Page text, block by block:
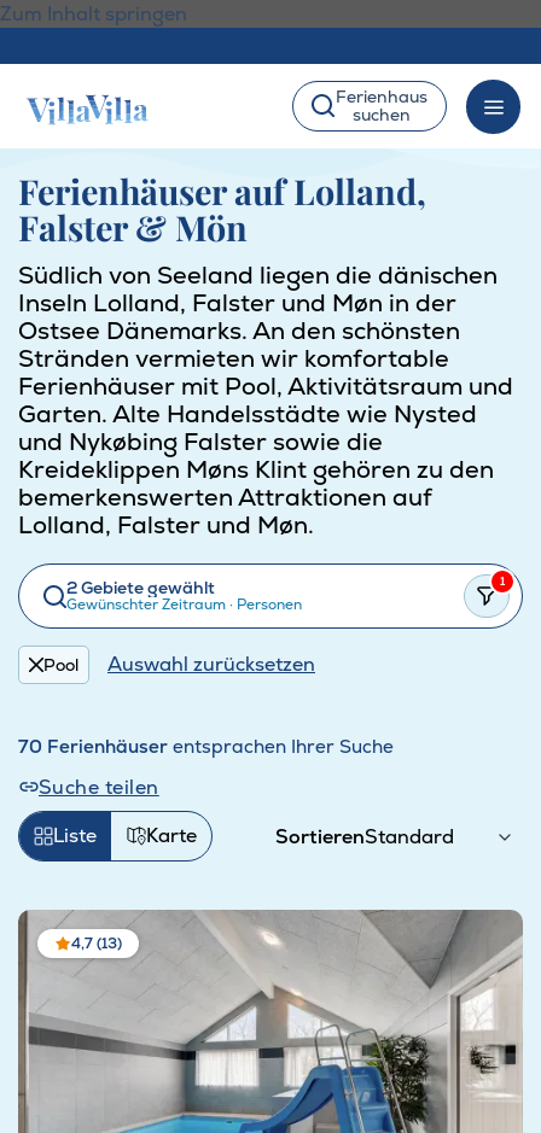
Zum Inhalt springen
Ferienhaus
suchen
Ferienhäuser auf Lolland,
Falster & Mön
Südlich von Seeland liegen die dänischen
Inseln Lolland, Falster und Møn in der
Ostsee Dänemarks. An den schönsten
Stränden vermieten wir komfortable
Ferienhäuser mit Pool, Aktivitätsraum und
Garten. Alte Handelsstädte wie Nysted
und Nykøbing Falster sowie die
Kreideklippen Møns Klint gehören zu den
bemerkenswerten Attraktionen auf
Lolland, Falster und Møn.
2 Gebiete gewählt
Gewünschter Zeitraum· Personen
1
Pool Auswahl zurücksetzen
70 Ferienhäuser entsprachen Ihrer Suche
Suche teilen
Sortieren
Liste Karte
4,7 (13)